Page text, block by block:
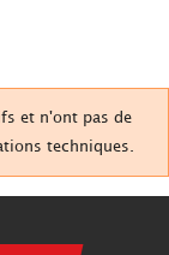
et n'ont pas de
techniques.